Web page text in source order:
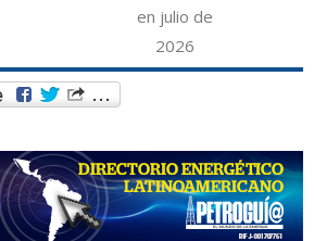
en julio de
2026